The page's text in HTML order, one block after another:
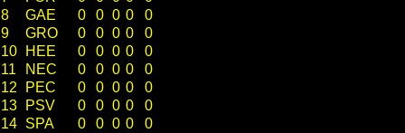
8
GAE 0 0 0 0
0
9
GRO 0 0 0 0
0
10
HEE 0 0 0 0
0
11
NEC 0 0 0 0
0
12
PEC 0 0 0 0
0
13
PSV 0 0 0 0
0
14 SPA 0 0 0 0
0